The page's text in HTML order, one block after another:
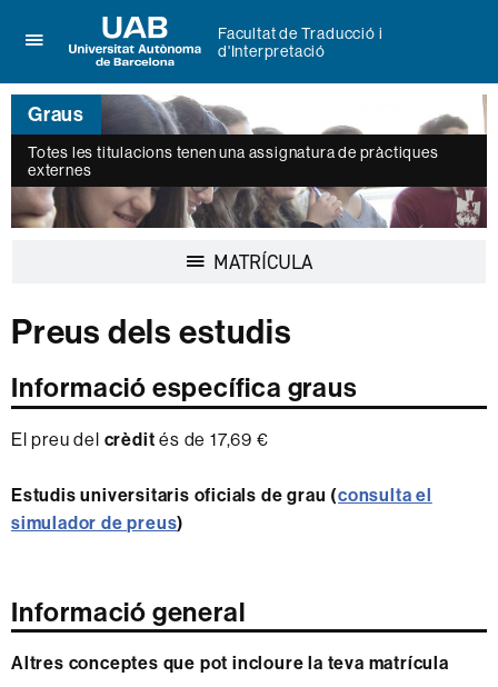
per
desplegar
el
menú
de
Facultat
de
Traducció
Universitat
Autònoma
de
Barcelona
Facultat de Traducció i
d'Interpretació
Graus
Totes les titulacions tenen una assignatura de pràctiques
externes
MATRÍCULA
Preus dels estudis
Informació específica graus
El preu del crèdit és de 17,69 €
Estudis universitaris oficials de grau (consulta el
simulador de preus)
Informació general
Altres conceptes que pot incloure la teva matrícula